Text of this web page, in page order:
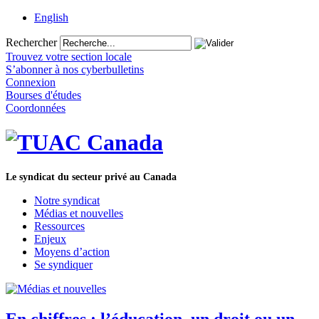
English
Rechercher
Trouvez votre section locale
S’abonner à nos cyberbulletins
Connexion
Bourses d'études
Coordonnées
Le syndicat du secteur privé au Canada
Notre syndicat
Médias et nouvelles
Ressources
Enjeux
Moyens d’action
Se syndiquer